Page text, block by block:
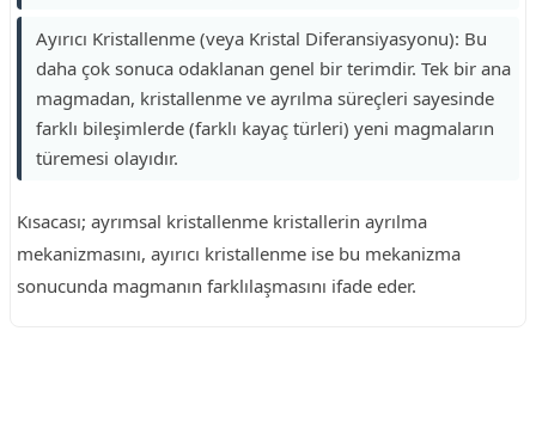
Ayırıcı Kristallenme (veya Kristal Diferansiyasyonu): Bu
daha çok sonuca odaklanan genel bir terimdir. Tek bir ana
magmadan, kristallenme ve ayrılma süreçleri sayesinde
farklı bileşimlerde (farklı kayaç türleri) yeni magmaların
türemesi olayıdır.
Kısacası; ayrımsal kristallenme kristallerin ayrılma
mekanizmasını, ayırıcı kristallenme ise bu mekanizma
sonucunda magmanın farklılaşmasını ifade eder.